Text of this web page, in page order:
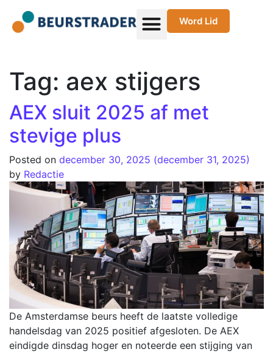
Word Lid
Tag: aex stijgers
AEX sluit 2025 af met
stevige plus
Posted on december 30, 2025 (december 31, 2025)
by Redactie
De Amsterdamse beurs heeft de laatste volledige
handelsdag van 2025 positief afgesloten. De AEX
eindigde dinsdag hoger en noteerde een stijging van